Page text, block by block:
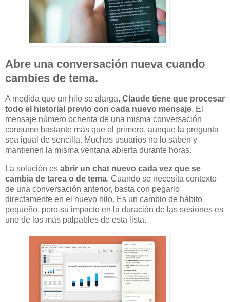
Abre una conversación nueva cuando
cambies de tema.
A medida que un hilo se alarga, Claude tiene que procesar
todo el historial previo con cada nuevo mensaje. El
mensaje número ochenta de una misma conversación
consume bastante más que el primero, aunque la pregunta
sea igual de sencilla. Muchos usuarios no lo saben y
mantienen la misma ventana abierta durante horas.
La solución es abrir un chat nuevo cada vez que se
cambia de tarea o de tema. Cuando se necesita contexto
de una conversación anterior, basta con pegarlo
directamente en el nuevo hilo. Es un cambio de hábito
pequeño, pero su impacto en la duración de las sesiones es
uno de los más palpables de esta lista.